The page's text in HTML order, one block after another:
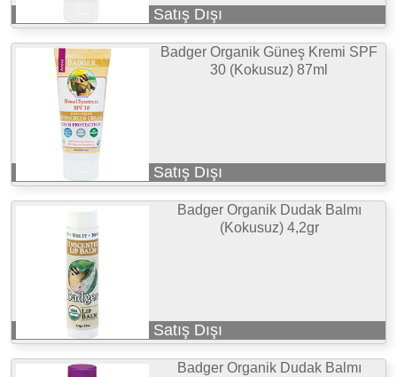
Satış Dışı
Badger Organik Güneş Kremi SPF
30 (Kokusuz) 87ml
Satış Dışı
Badger Organik Dudak Balmı
(Kokusuz) 4,2gr
Satış Dışı
Badger Organik Dudak Balmı